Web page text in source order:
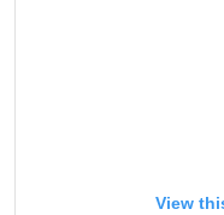
View